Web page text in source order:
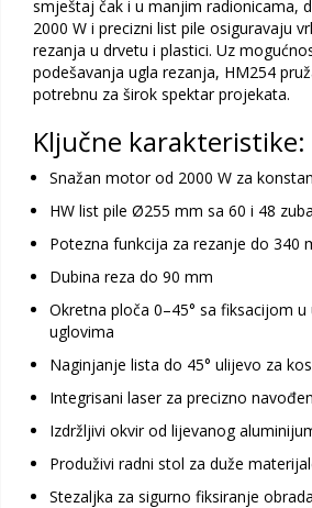
smještaj čak i u manjim radionicama,
2000 W i precizni list pile osiguravaju
rezanja u drvetu i plastici. Uz
podešavanja ugla rezanja, HM254
potrebnu za širok spektar projekata.
Ključne karakteristike:
Snažan motor od 2000 W za
HW list pile Ø255 mm sa 60 i 48
Potezna funkcija za rezanje do 340
Dubina reza do 90 mm
Okretna ploča 0–45° sa fiksacijom
uglovima
Naginjanje lista do 45° ulijevo za
Integrisani laser za precizno
Izdržljivi okvir od lijevanog
Produživi radni stol za duže
Stezaljka za sigurno fiksiranje